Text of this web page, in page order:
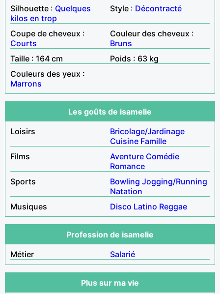
Silhouette : Quelques
kilos en trop
Style : Décontracté
Coupe de cheveux :
Courts
Couleur des cheveux :
Bruns
Taille : 164 cm
Poids : 63 kg
Couleurs des yeux :
Marrons
Les goûts de isamelie
Loisirs
Bricolage/Jardinage
Cuisine Famille
Films
Aventure Comédie
Romance
Sports
Bowling Jogging/Running
Natation
Musiques
Disco Latino Reggae
Profession de isamelie
Métier
Salarié
Plus sur ma vie